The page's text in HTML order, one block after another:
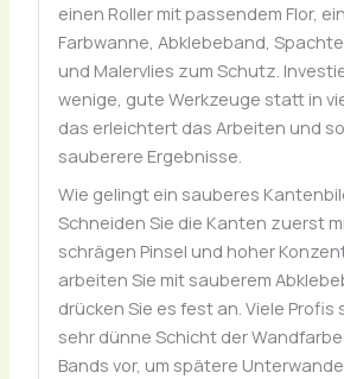
einen Roller mit passendem Flor,
Farbwanne, Abklebeband,
und Malervlies zum Schutz.
wenige, gute Werkzeuge statt in
das erleichtert das Arbeiten und
sauberere Ergebnisse.
Wie gelingt ein sauberes
Schneiden Sie die Kanten zuerst
schrägen Pinsel und hoher
arbeiten Sie mit sauberem
drücken Sie es fest an. Viele
sehr dünne Schicht der
Bands vor, um spätere